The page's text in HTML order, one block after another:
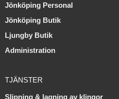
Jönköping Personal
Jönköping Butik
Ljungby Butik
Administration
TJÄNSTER
Slipning & lagning av klingor